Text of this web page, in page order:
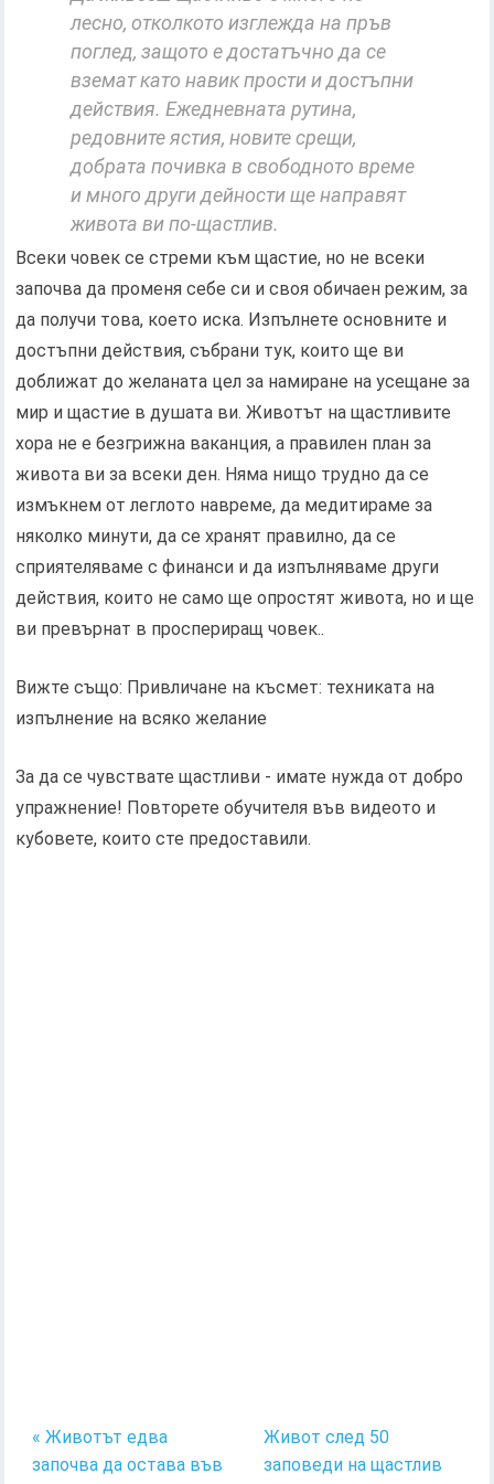
лесно, отколкото изглежда на пръв
поглед, защото е достатъчно да се
вземат като навик прости и достъпни
действия. Ежедневната рутина,
редовните ястия, новите срещи,
добрата почивка в свободното време
и много други дейности ще направят
живота ви по-щастлив.
Всеки човек се стреми към щастие, но не всеки
започва да променя себе си и своя обичаен режим, за
да получи това, което иска. Изпълнете основните и
достъпни действия, събрани тук, които ще ви
доближат до желаната цел за намиране на усещане за
мир и щастие в душата ви. Животът на щастливите
хора не е безгрижна ваканция, а правилен план за
живота ви за всеки ден. Няма нищо трудно да се
измъкнем от леглото навреме, да медитираме за
няколко минути, да се хранят правилно, да се
сприятеляваме с финанси и да изпълняваме други
действия, които не само ще опростят живота, но и ще
ви превърнат в проспериращ човек..
Вижте също: Привличане на късмет: техниката на
изпълнение на всяко желание
За да се чувствате щастливи - имате нужда от добро
упражнение! Повторете обучителя във видеото и
кубовете, които сте предоставили.
« Животът едва
започва да остава във
Живот след 50
заповеди на щастлив